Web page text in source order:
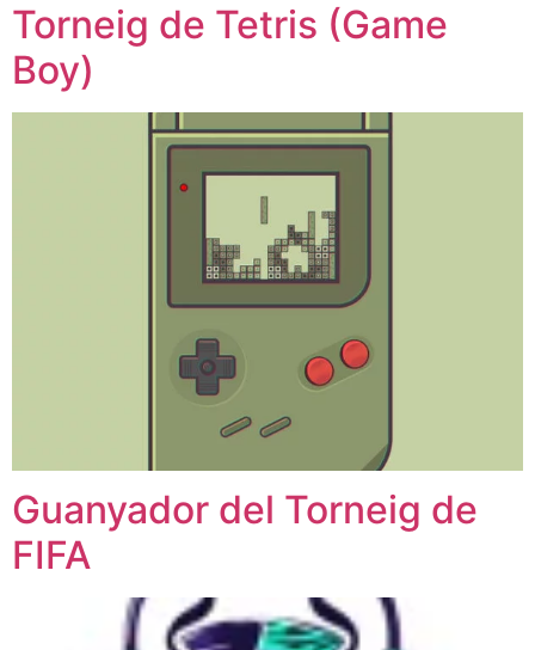
Torneig de Tetris (Game
Boy)
Guanyador del Torneig de
FIFA